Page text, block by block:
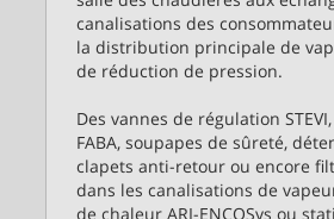
canalisations des
la distribution principale de
de réduction de pression.
Des vannes de régulation
FABA, soupapes de sûreté,
clapets anti-retour ou encore
dans les canalisations de
de chaleur ARI-ENCOSys ou